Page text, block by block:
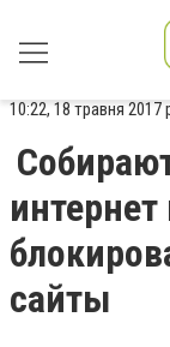
10:22, 18 травня 2017
сайты